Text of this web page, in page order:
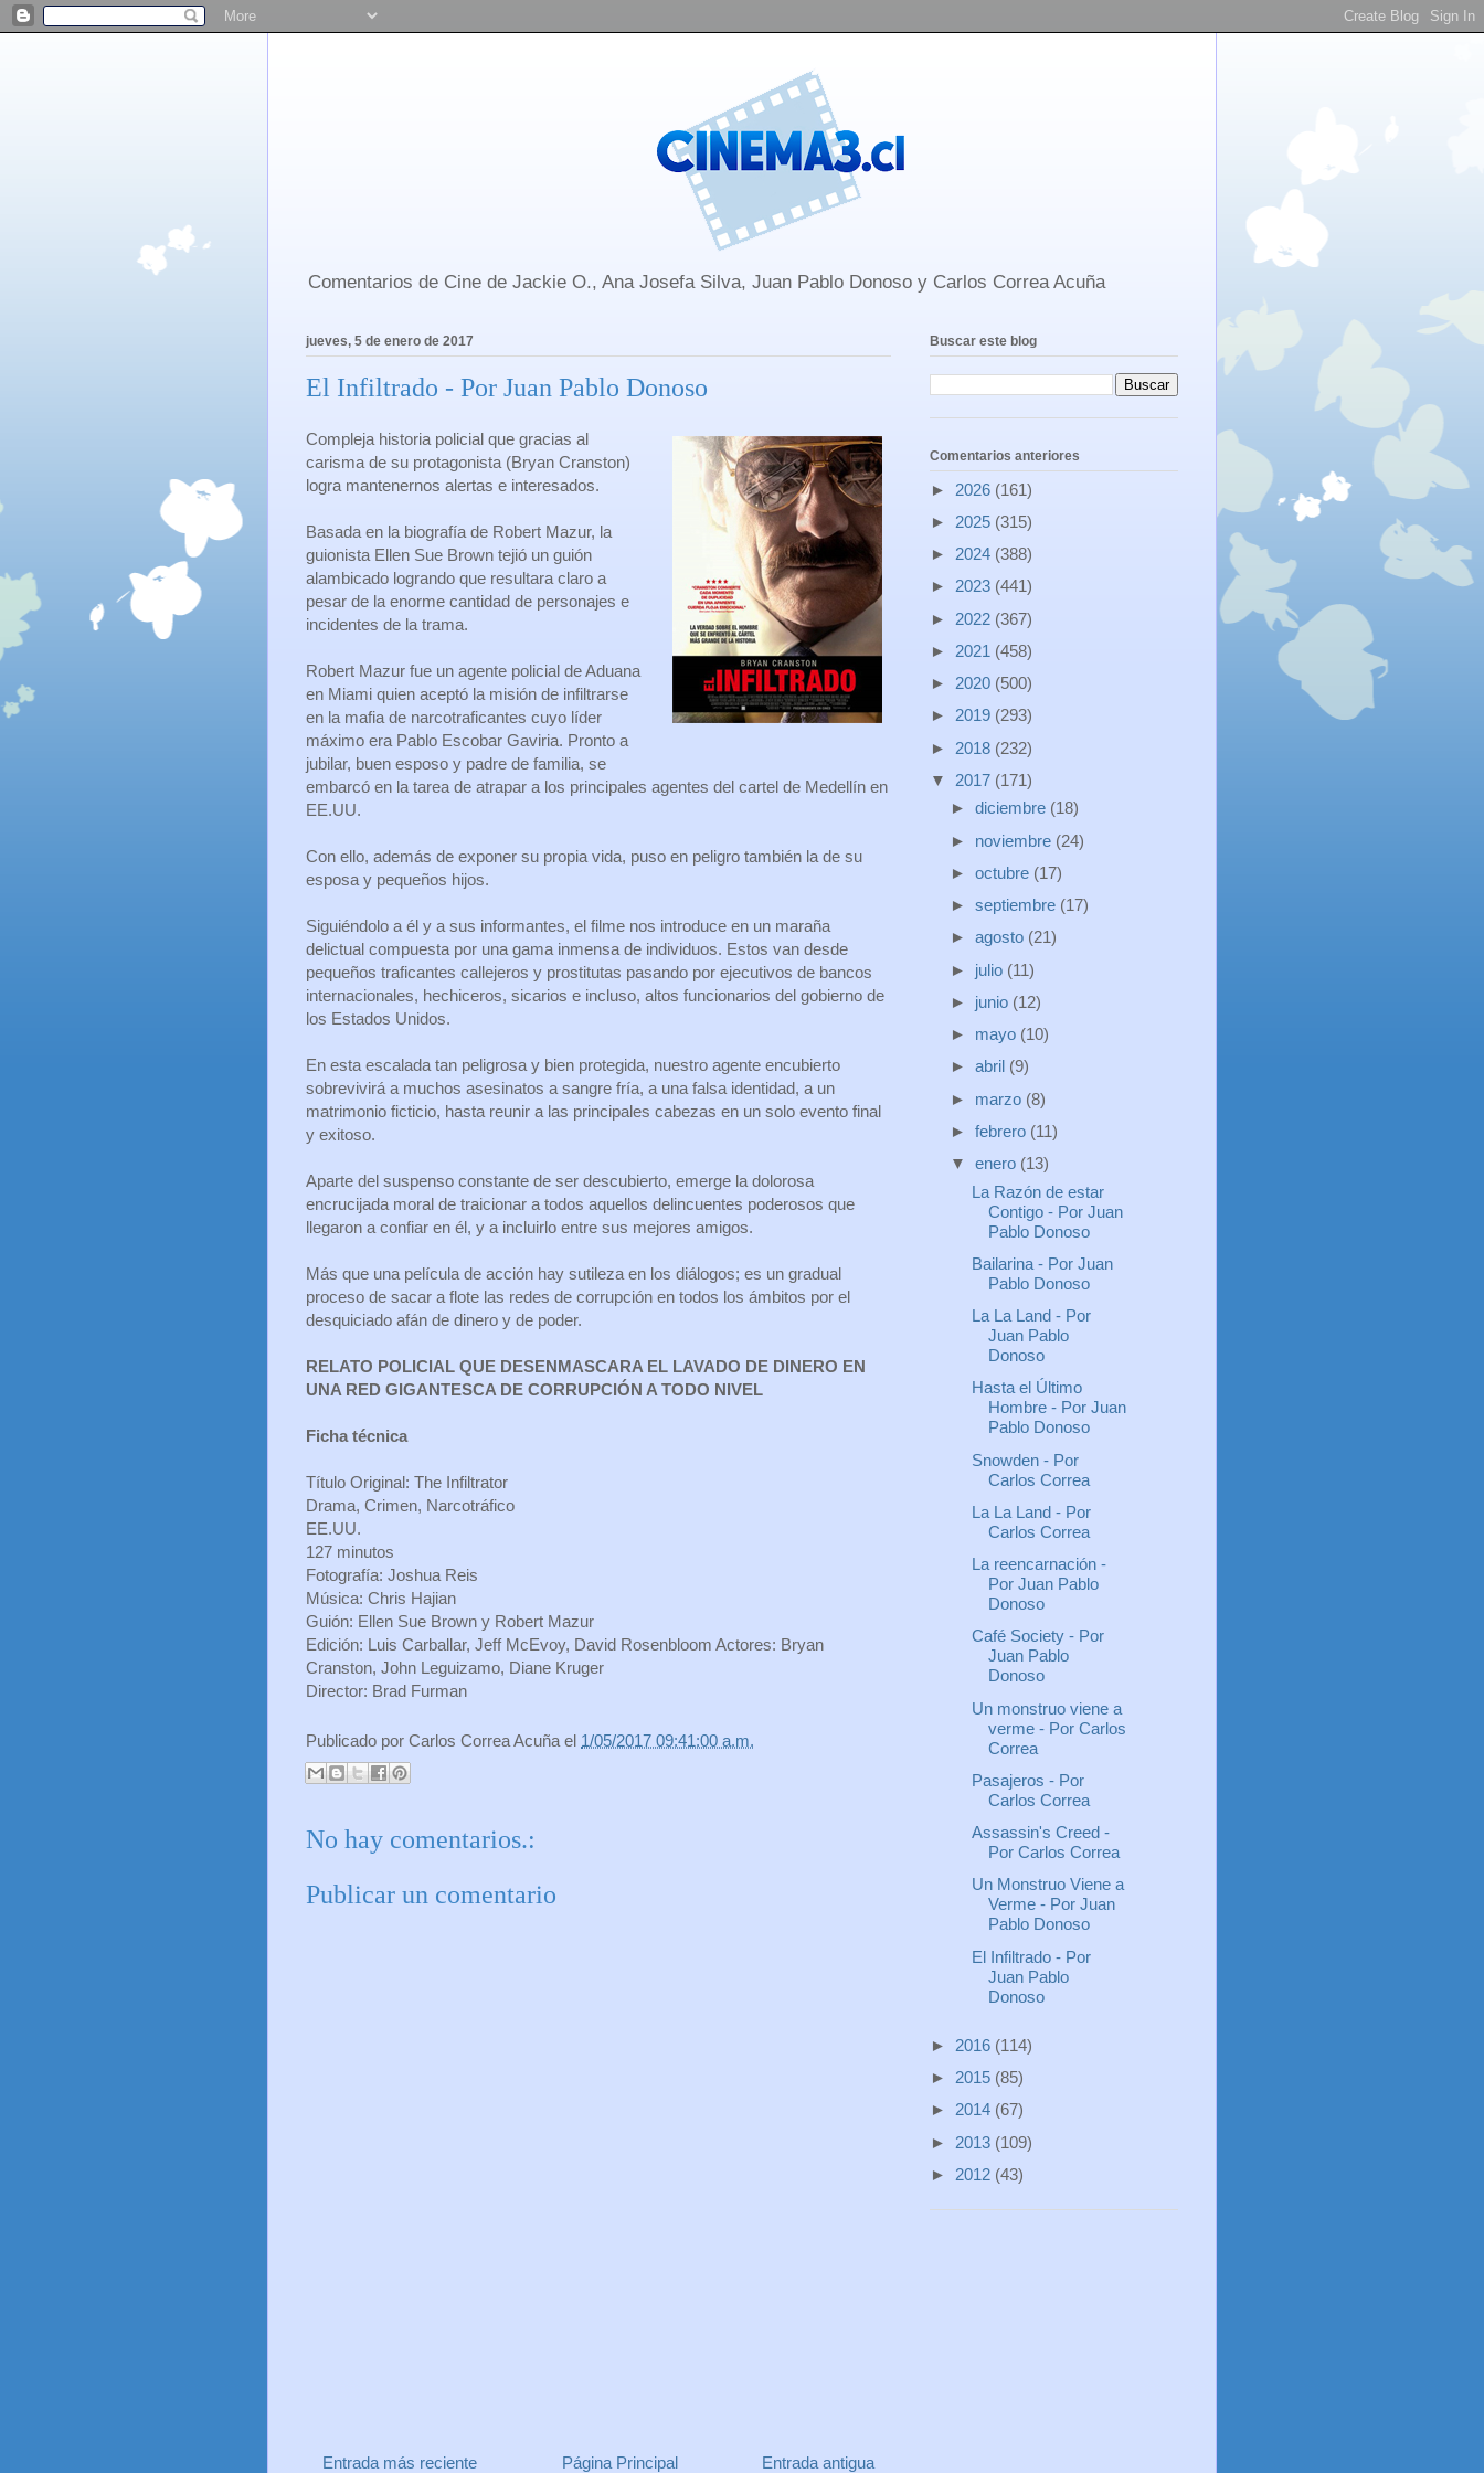
Comentarios de Cine de Jackie O., Ana Josefa Silva, Juan Pablo Donoso y Carlos Correa Acuña
jueves, 5 de enero de 2017
El Infiltrado - Por Juan Pablo Donoso
Compleja historia policial que gracias al
carisma de su protagonista (Bryan Cranston)
logra mantenernos alertas e interesados.
Basada en la biografía de Robert Mazur, la
guionista Ellen Sue Brown tejió un guión
alambicado logrando que resultara claro a
pesar de la enorme cantidad de personajes e
incidentes de la trama.
Robert Mazur fue un agente policial de Aduana
en Miami quien aceptó la misión de infiltrarse
en la mafia de narcotraficantes cuyo líder
máximo era Pablo Escobar Gaviria. Pronto a
jubilar, buen esposo y padre de familia, se
embarcó en la tarea de atrapar a los principales agentes del cartel de Medellín en
EE.UU.
Con ello, además de exponer su propia vida, puso en peligro también la de su
esposa y pequeños hijos.
Siguiéndolo a él y a sus informantes, el filme nos introduce en un maraña
delictual compuesta por una gama inmensa de individuos. Estos van desde
pequeños traficantes callejeros y prostitutas pasando por ejecutivos de bancos
internacionales, hechiceros, sicarios e incluso, altos funcionarios del gobierno de
los Estados Unidos.
En esta escalada tan peligrosa y bien protegida, nuestro agente encubierto
sobrevivirá a muchos asesinatos a sangre fría, a una falsa identidad, a un
matrimonio ficticio, hasta reunir a las principales cabezas en un solo evento final
y exitoso.
Aparte del suspenso constante de ser descubierto, emerge la dolorosa
encrucijada moral de traicionar a todos aquellos delincuentes poderosos que
llegaron a confiar en él, y a incluirlo entre sus mejores amigos.
Más que una película de acción hay sutileza en los diálogos; es un gradual
proceso de sacar a flote las redes de corrupción en todos los ámbitos por el
desquiciado afán de dinero y de poder.
RELATO POLICIAL QUE DESENMASCARA EL LAVADO DE DINERO EN
UNA RED GIGANTESCA DE CORRUPCIÓN A TODO NIVEL
Ficha técnica
Título Original: The Infiltrator
Drama, Crimen, Narcotráfico
EE.UU.
127 minutos
Fotografía: Joshua Reis
Música: Chris Hajian
Guión: Ellen Sue Brown y Robert Mazur
Edición: Luis Carballar, Jeff McEvoy, David Rosenbloom Actores: Bryan
Cranston, John Leguizamo, Diane Kruger
Director: Brad Furman
Publicado por Carlos Correa Acuña el 1/05/2017 09:41:00 a.m.
No hay comentarios.:
Publicar un comentario
Entrada más reciente Entrada antigua
Página Principal
Buscar este blog
Comentarios anteriores
► 2026 (161)
► 2025 (315)
► 2024 (388)
► 2023 (441)
► 2022 (367)
► 2021 (458)
► 2020 (500)
► 2019 (293)
► 2018 (232)
▼ 2017 (171)
► diciembre (18)
► noviembre (24)
► octubre (17)
► septiembre (17)
► agosto (21)
► julio (11)
► junio (12)
► mayo (10)
► abril (9)
► marzo (8)
► febrero (11)
▼ enero (13)
La Razón de estar
Contigo - Por Juan
Pablo Donoso
Bailarina - Por Juan
Pablo Donoso
La La Land - Por
Juan Pablo
Donoso
Hasta el Último
Hombre - Por Juan
Pablo Donoso
Snowden - Por
Carlos Correa
La La Land - Por
Carlos Correa
La reencarnación -
Por Juan Pablo
Donoso
Café Society - Por
Juan Pablo
Donoso
Un monstruo viene a
verme - Por Carlos
Correa
Pasajeros - Por
Carlos Correa
Assassin's Creed -
Por Carlos Correa
Un Monstruo Viene a
Verme - Por Juan
Pablo Donoso
El Infiltrado - Por
Juan Pablo
Donoso
► 2016 (114)
► 2015 (85)
► 2014 (67)
► 2013 (109)
► 2012 (43)